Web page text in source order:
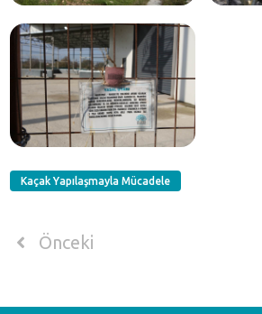
Kaçak Yapılaşmayla Mücadele
Önceki